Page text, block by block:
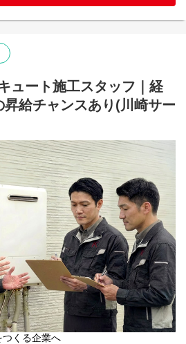
や品質管理など、現場を支える役割
可能です。
務手続きは、原則拠点の事務社員が
センター、そして営業職の社員から
で、施工職社員は工事に集中できる
・チャレンジしたい人、キンライサ
人、安心して働ける環境を求めてい
活躍できる企業です。
度】
方は、年2回の昇給昇格するチャンス
スキルに応じて昇給・昇格の可能性
休暇)
ベートの調和を図るための休暇制度
を導入しております。
以内の連続休暇を対象期間内に2回取得
。（一定の基準あり）
ュート施工スタッフ｜経
給チャンスあり(川崎サー
つくる企業へ